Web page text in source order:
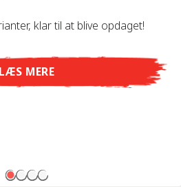
klar til at blive opdaget!
LÆS MERE